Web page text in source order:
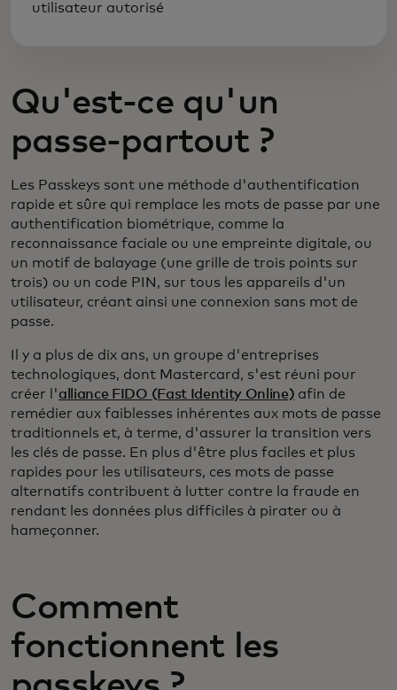
utilisateur autorisé
Qu'est-ce qu'un
passe-partout ?
Les Passkeys sont une méthode d'authentification
rapide et sûre qui remplace les mots de passe par une
authentification biométrique, comme la
reconnaissance faciale ou une empreinte digitale, ou
un motif de balayage (une grille de trois points sur
trois) ou un code PIN, sur tous les appareils d'un
utilisateur, créant ainsi une connexion sans mot de
passe.
Il y a plus de dix ans, un groupe d'entreprises
technologiques, dont Mastercard, s'est réuni pour
créer l'alliance FIDO (Fast Identity Online) afin de
remédier aux faiblesses inhérentes aux mots de passe
traditionnels et, à terme, d'assurer la transition vers
les clés de passe. En plus d'être plus faciles et plus
rapides pour les utilisateurs, ces mots de passe
alternatifs contribuent à lutter contre la fraude en
rendant les données plus difficiles à pirater ou à
hameçonner.
Comment
fonctionnent les